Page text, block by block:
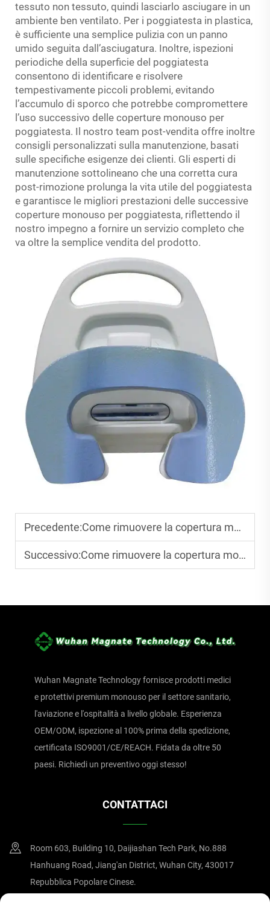
tessuto non tessuto, quindi lasciarlo asciugare in un
ambiente ben ventilato. Per i poggiatesta in plastica,
è sufficiente una semplice pulizia con un panno
umido seguita dall’asciugatura. Inoltre, ispezioni
periodiche della superficie del poggiatesta
consentono di identificare e risolvere
tempestivamente piccoli problemi, evitando
l’accumulo di sporco che potrebbe compromettere
l’uso successivo delle coperture monouso per
poggiatesta. Il nostro team post-vendita offre inoltre
consigli personalizzati sulla manutenzione, basati
sulle specifiche esigenze dei clienti. Gli esperti di
manutenzione sottolineano che una corretta cura
post-rimozione prolunga la vita utile del poggiatesta
e garantisce le migliori prestazioni delle successive
coperture monouso per poggiatesta, riflettendo il
nostro impegno a fornire un servizio completo che
va oltre la semplice vendita del prodotto.
Precedente:Come rimuovere la copertura monouso per poggiatesta senza lasciare residui?
Successivo:Come rimuovere la copertura monouso della leva del cambio senza danneggiarla?
Wuhan Magnate Technology fornisce prodotti medici
e protettivi premium monouso per il settore sanitario,
l'aviazione e l'ospitalità a livello globale. Esperienza
OEM/ODM, ispezione al 100% prima della spedizione,
certificata ISO9001/CE/REACH. Fidata da oltre 50
paesi. Richiedi un preventivo oggi stesso!
CONTATTACI
Room 603, Building 10, Daijiashan Tech Park, No.888
Hanhuang Road, Jiang'an District, Wuhan City, 430017
Repubblica Popolare Cinese.